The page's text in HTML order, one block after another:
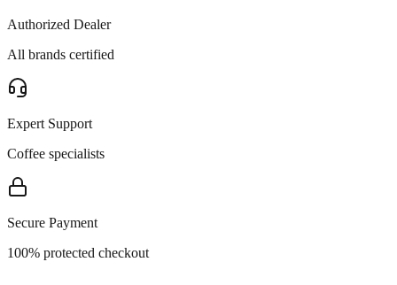
Authorized Dealer
All brands certified
Expert Support
Coffee specialists
Secure Payment
100% protected checkout